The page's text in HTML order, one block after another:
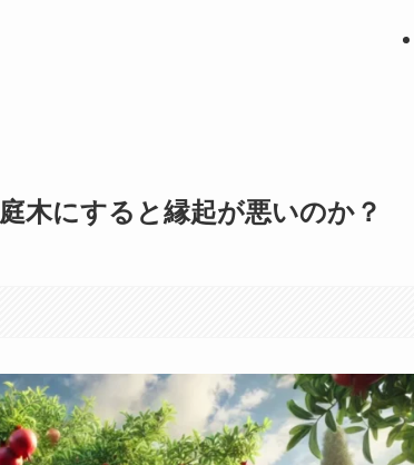
木にすると縁起が悪いのか？